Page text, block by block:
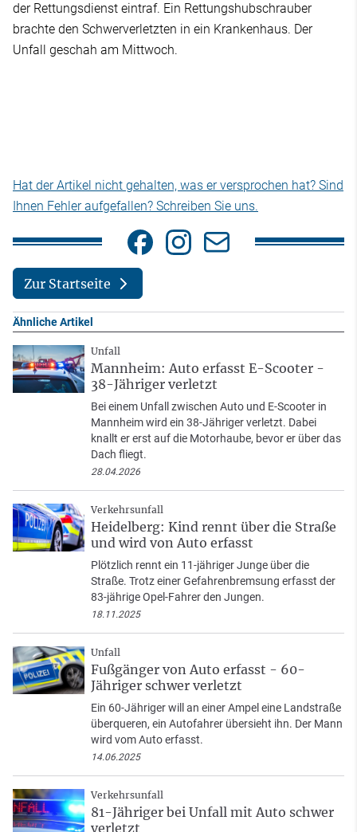
der Rettungsdienst eintraf. Ein Rettungshubschrauber
brachte den Schwerverletzten in ein Krankenhaus. Der
Unfall geschah am Mittwoch.
Hat der Artikel nicht gehalten, was er versprochen hat? Sind
Ihnen Fehler aufgefallen? Schreiben Sie uns.
Zur Startseite
Ähnliche Artikel
Unfall
Mannheim: Auto erfasst E-Scooter -
38-Jähriger verletzt
Bei einem Unfall zwischen Auto und E-Scooter in
Mannheim wird ein 38-Jähriger verletzt. Dabei
knallt er erst auf die Motorhaube, bevor er über das
Dach fliegt.
28.04.2026
Verkehrsunfall
Heidelberg: Kind rennt über die Straße
und wird von Auto erfasst
Plötzlich rennt ein 11-jähriger Junge über die
Straße. Trotz einer Gefahrenbremsung erfasst der
83-jährige Opel-Fahrer den Jungen.
18.11.2025
Unfall
Fußgänger von Auto erfasst - 60-
Jähriger schwer verletzt
Ein 60-Jähriger will an einer Ampel eine Landstraße
überqueren, ein Autofahrer übersieht ihn. Der Mann
wird vom Auto erfasst.
14.06.2025
Verkehrsunfall
81-Jähriger bei Unfall mit Auto schwer
verletzt